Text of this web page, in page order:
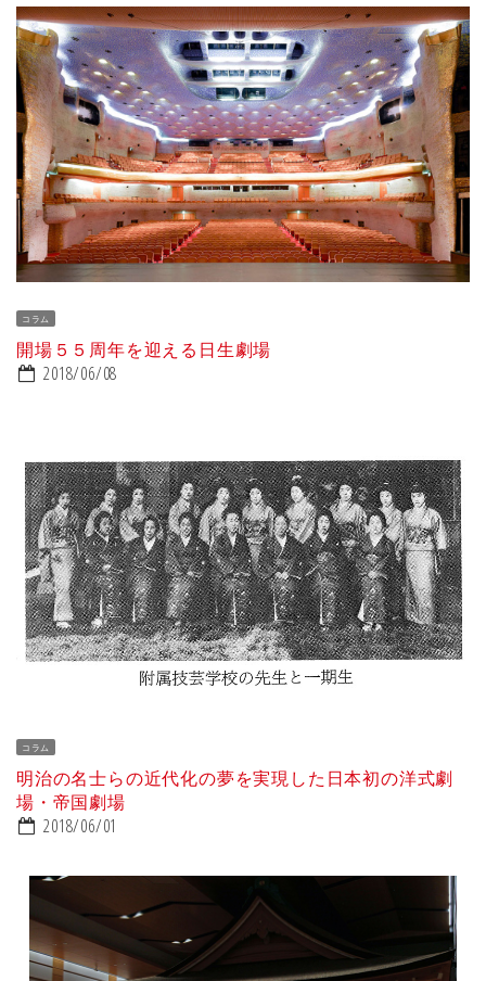
コラム
開場５５周年を迎える日生劇場
2018/06/08
コラム
明治の名士らの近代化の夢を実現した日本初の洋式劇
場・帝国劇場
2018/06/01